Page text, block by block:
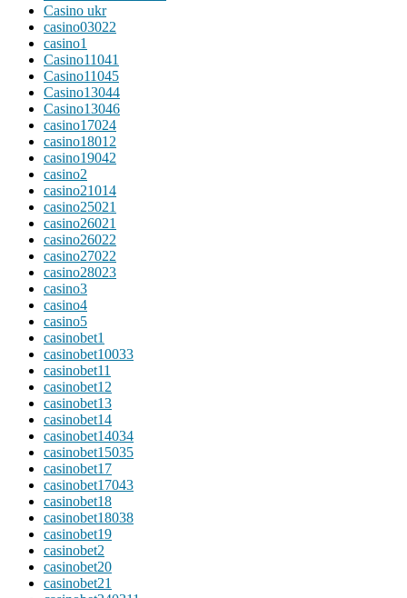
Casino ukr
casino03022
casino1
Casino11041
Casino11045
Casino13044
Casino13046
casino17024
casino18012
casino19042
casino2
casino21014
casino25021
casino26021
casino26022
casino27022
casino28023
casino3
casino4
casino5
casinobet1
casinobet10033
casinobet11
casinobet12
casinobet13
casinobet14
casinobet14034
casinobet15035
casinobet17
casinobet17043
casinobet18
casinobet18038
casinobet19
casinobet2
casinobet20
casinobet21